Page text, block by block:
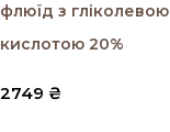
флюїд з гліколевою
кислотою 20%
2749 ₴